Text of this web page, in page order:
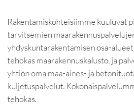
Rakentamiskohteisiimme kuuluvat
tarvitsemien
yhdyskuntarakentamisen osa-
tehokas maarakennuskalusto, ja
yhtiön oma maa-aines- ja
kuljetuspalvelut.
tehokas.